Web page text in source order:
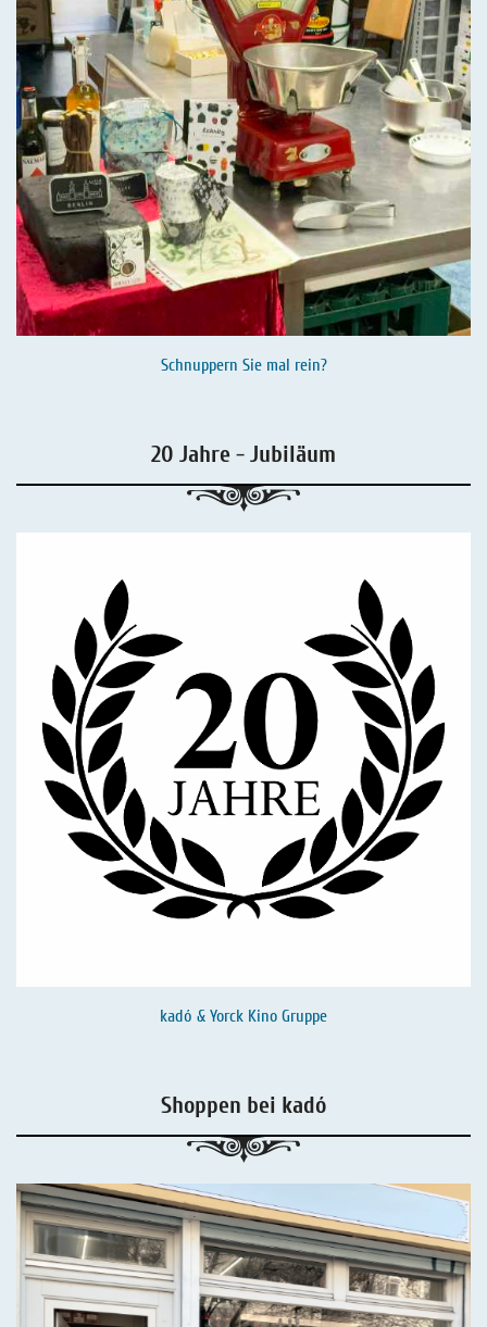
Schnuppern Sie mal rein?
20 Jahre - Jubiläum
kadó & Yorck Kino Gruppe
Shoppen bei kadó